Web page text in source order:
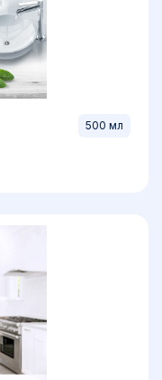
500 мл